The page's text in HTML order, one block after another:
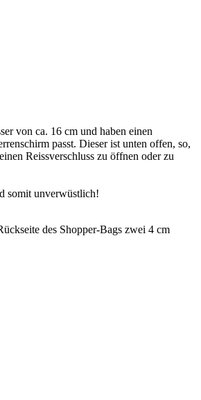
von ca. 16 cm und haben einen
passt. Dieser ist unten offen, so,
Reissverschluss zu öffnen oder zu
somit unverwüstlich!
des Shopper-Bags zwei 4 cm